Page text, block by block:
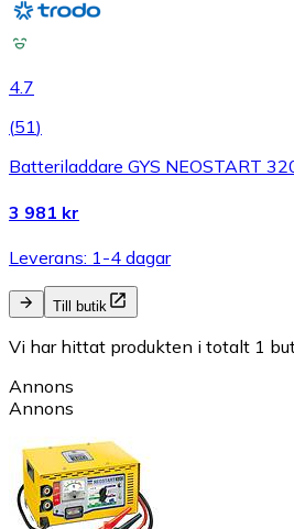
4.7
(51)
Batteriladdare GYS NEOSTART
3 981 kr
Leverans: 1-4 dagar
Till butik
Vi har hittat produkten i totalt 1
Annons
Annons